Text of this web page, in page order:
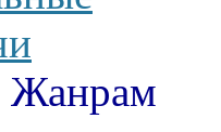
Жанрам